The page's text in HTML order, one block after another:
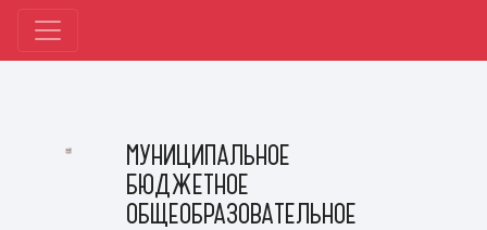
МУНИЦИПАЛЬНОЕ
БЮДЖЕТНОЕ
ОБЩЕОБРАЗОВАТЕЛЬНОЕ